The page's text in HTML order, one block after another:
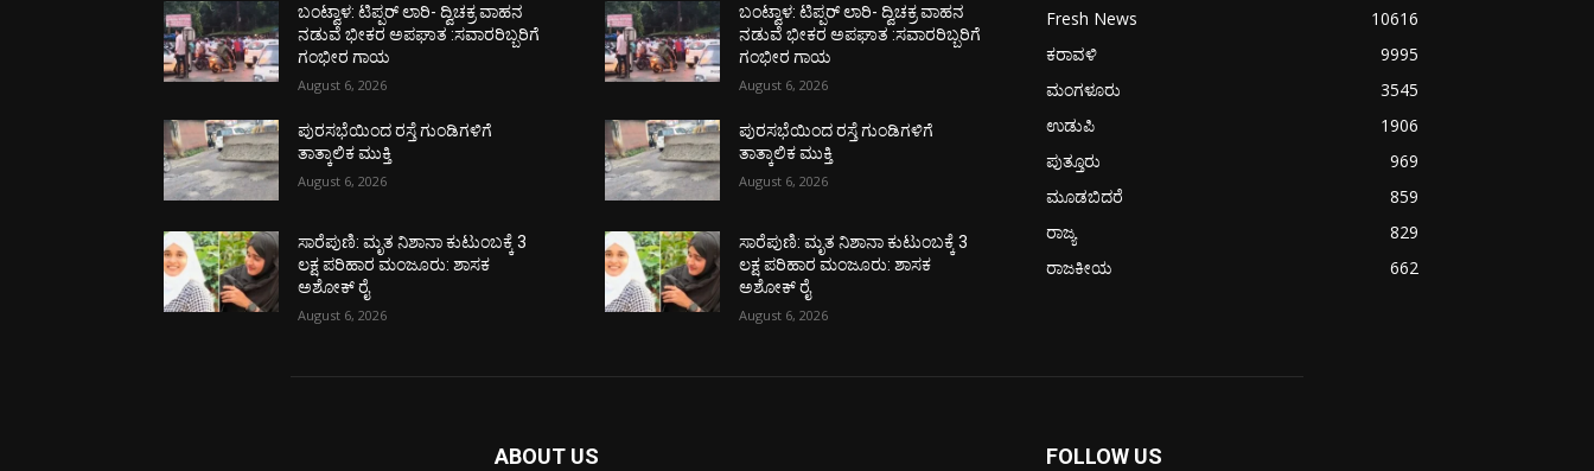
ಬಂಟ್ವಾಳ: ಟಿಪ್ಪರ್ ಲಾರಿ- ದ್ವಿಚಕ್ರ ವಾಹನ
ನಡುವೆ ಭೀಕರ ಅಪಘಾತ :ಸವಾರರಿಬ್ಬರಿಗೆ
ಗಂಭೀರ ಗಾಯ
August 6, 2026
ಪುರಸಭೆಯಿಂದ ರಸ್ತೆ ಗುಂಡಿಗಳಿಗೆ
ತಾತ್ಕಾಲಿಕ ಮುಕ್ತಿ
August 6, 2026
ಸಾರೆಪುಣಿ: ಮೃತ ನಿಶಾನಾ ಕುಟುಂಬಕ್ಕೆ 3
ಲಕ್ಷ ಪರಿಹಾರ ಮಂಜೂರು: ಶಾಸಕ
ಅಶೋಕ್ ರೈ
August 6, 2026
ಬಂಟ್ವಾಳ: ಟಿಪ್ಪರ್ ಲಾರಿ- ದ್ವಿಚಕ್ರ ವಾಹನ
ನಡುವೆ ಭೀಕರ ಅಪಘಾತ :ಸವಾರರಿಬ್ಬರಿಗೆ
ಗಂಭೀರ ಗಾಯ
August 6, 2026
ಪುರಸಭೆಯಿಂದ ರಸ್ತೆ ಗುಂಡಿಗಳಿಗೆ
ತಾತ್ಕಾಲಿಕ ಮುಕ್ತಿ
August 6, 2026
ಸಾರೆಪುಣಿ: ಮೃತ ನಿಶಾನಾ ಕುಟುಂಬಕ್ಕೆ 3
ಲಕ್ಷ ಪರಿಹಾರ ಮಂಜೂರು: ಶಾಸಕ
ಅಶೋಕ್ ರೈ
August 6, 2026
Fresh News
10616
ಕರಾವಳಿ
9995
ಮಂಗಳೂರು
3545
ಉಡುಪಿ
1906
ಪುತ್ತೂರು
969
ಮೂಡಬಿದರೆ
859
ರಾಜ್ಯ
829
ರಾಜಕೀಯ
662
ABOUT US FOLLOW US